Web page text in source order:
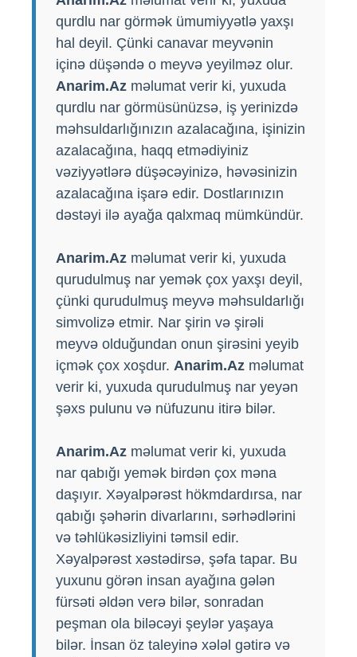
qurdlu nar görmək ümumiyyətlə yaxşı
hal deyil. Çünki canavar meyvənin
içinə düşəndə ​​o meyvə yeyilməz olur.
Anarim.Az məlumat verir ki, yuxuda
qurdlu nar görmüsünüzsə, iş yerinizdə
məhsuldarlığınızın azalacağına, işinizin
azalacağına, haqq etmədiyiniz
vəziyyətlərə düşəcəyinizə, həvəsinizin
azalacağına işarə edir. Dostlarınızın
dəstəyi ilə ayağa qalxmaq mümkündür.
Anarim.Az məlumat verir ki, yuxuda
qurudulmuş nar yemək çox yaxşı deyil,
çünki qurudulmuş meyvə məhsuldarlığı
simvolizə etmir. Nar şirin və şirəli
meyvə olduğundan onun şirəsini yeyib
içmək çox xoşdur. Anarim.Az məlumat
verir ki, yuxuda qurudulmuş nar yeyən
şəxs pulunu və nüfuzunu itirə bilər.
Anarim.Az məlumat verir ki, yuxuda
nar qabığı yemək birdən çox məna
daşıyır. Xəyalpərəst hökmdardırsa, nar
qabığı şəhərin divarlarını, sərhədlərini
və təhlükəsizliyini təmsil edir.
Xəyalpərəst xəstədirsə, şəfa tapar. Bu
yuxunu görən insan ayağına gələn
fürsəti əldən verə bilər, sonradan
peşman ola biləcəyi şeylər yaşaya
bilər. İnsan öz taleyinə xələl gətirə və